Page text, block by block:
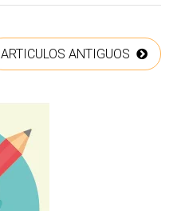
ARTICULOS ANTIGUOS